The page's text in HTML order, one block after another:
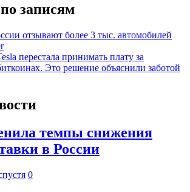
записям
отзывают более 3 тыс. автомобилей
перестала принимать плату за
Это решение объяснили заботой
темпы снижения
в России
0